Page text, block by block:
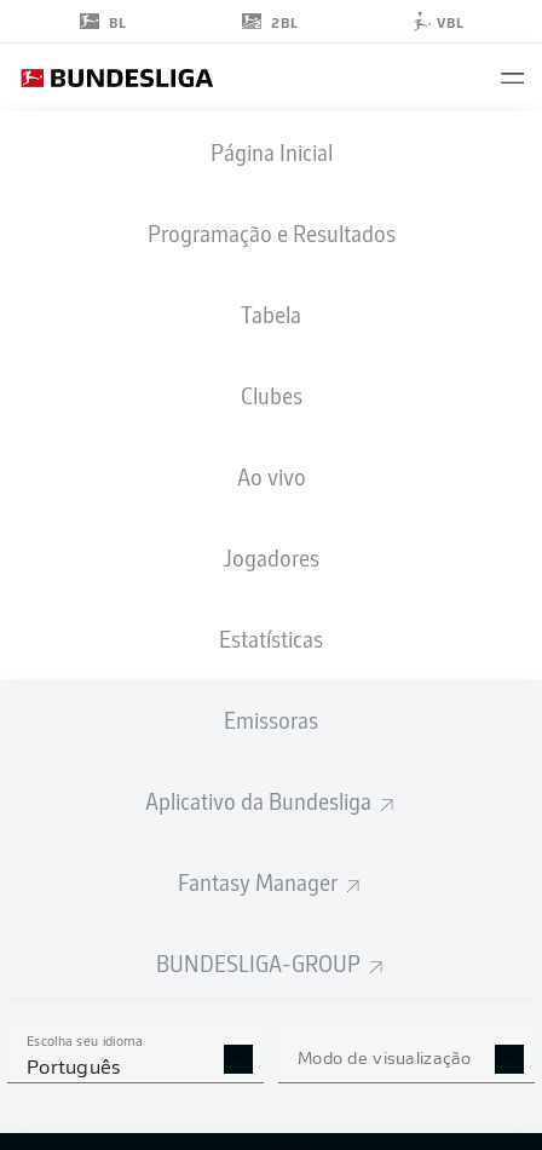
BL 2BL VBL
Página Inicial
Programação e Resultados
Tabela
Clubes
Ao vivo
Jogadores
Estatísticas
Emissoras
Aplicativo da Bundesliga
Fantasy Manager
BUNDESLIGA-GROUP
Escolha seu idioma
Português Modo de visualização
ESTATÍSTICAS DA
TEMPORADA 2023/2024